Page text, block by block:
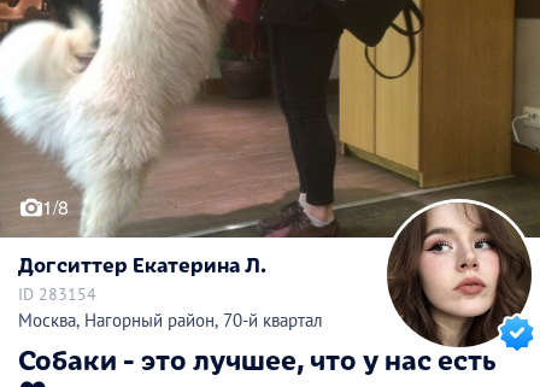
1/8
Догситтер Екатерина Л.
ID 283154
Москва, Нагорный район, 70-й квартал
Собаки - это лучшее, что у нас есть